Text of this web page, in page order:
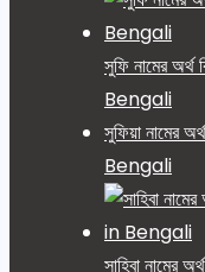
সুফি নামের
Bengali
সুফিয়া
Bengali
সাহিবা